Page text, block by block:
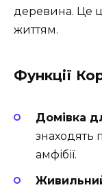
деревина. Це
життям.
Функції
Домівка
знаходять
амфібії.